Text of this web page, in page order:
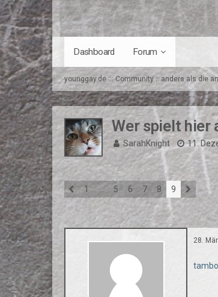
Dashboard Forum
younggay.de ::: Community :: anders als die
Wer spielt hier
SarahKnight 11.
1 5 6 7 8 9
28.